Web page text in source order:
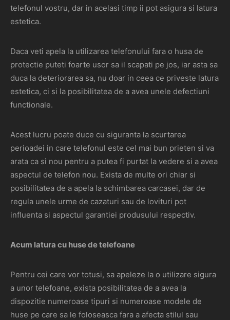
telefonul vostru, dar in acelasi timp ii pot asigura si latura
estetica.
Daca veti apela la utilizarea telefonului fara o husa de
protectie puteti foarte usor sa il scapati pe jos, iar asta sa
duca la deteriorarea sa, nu doar in ceea ce priveste latura
estetica, ci si la posibilitatea de a avea unele defectiuni
functionale.
Acest lucru poate duce cu siguranta la scurtarea
perioadei in care telefonul este cel mai bun prieten si va
arata ca si nou pentru a putea fi purtat la vedere si a avea
aspectul de telefon nou. Exista de multe ori chiar si
posibilitatea de a apela la schimbarea carcasei, dar de
regula unele urme de cazaturi sau de lovituri pot
influenta si aspectul garantiei produsului respectiv.
Acum latura cu huse de telefoane
Pentru cei care vor totusi, sa apeleze la o utilizare sigura
a unor telefoane, exista posibilitatea de a avea la
dispozitie numeroase tipuri si numeroase modele de
huse pe care sa le foloseasca fara a afecta stilul sau